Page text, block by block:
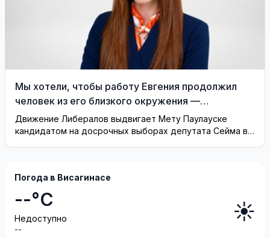
Мы хотели, чтобы работу Евгения продолжил
человек из его близкого окружения —
Висагинское отделение Либерального движения
Движение Либералов выдвигает Мету Паулауске
кандидатом на досрочных выборах депутата Сейма в
Погода в Висагинасе
--°C
Недоступно
--
☀️